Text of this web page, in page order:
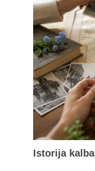
Istorija kalba